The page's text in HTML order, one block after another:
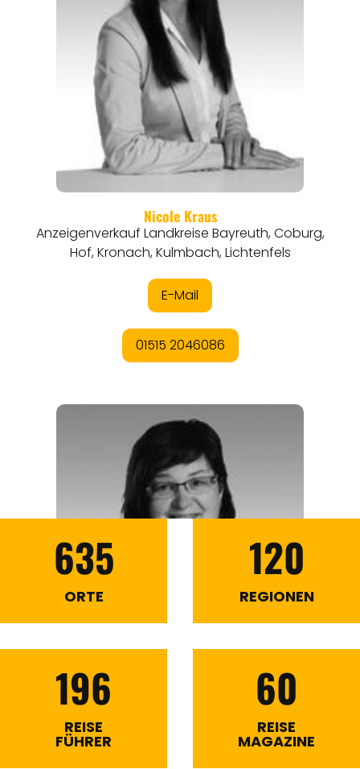
635
ORTE
120
REGIONEN
196
REISE
FÜHRER
60
REISE
MAGAZINE